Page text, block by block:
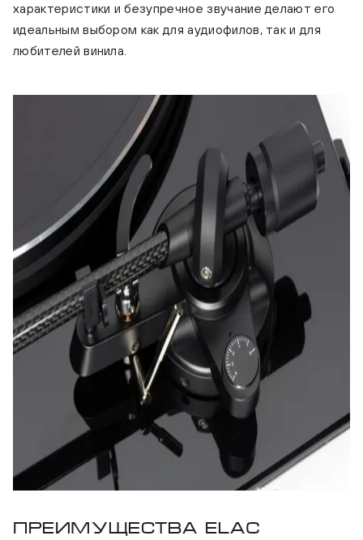
характеристики и безупречное звучание делают его
идеальным выбором как для аудиофилов, так и для
любителей винила.
Преимущества ELAC